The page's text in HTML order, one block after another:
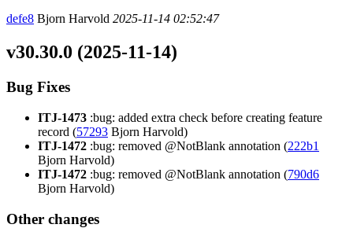
defe8 Bjorn Harvold 2025-11-14 02:52:47
v30.30.0 (2025-11-14)
Bug Fixes
ITJ-1473 :bug: added extra check before creating feature
record (57293 Bjorn Harvold)
ITJ-1472 :bug: removed @NotBlank annotation (222b1
Bjorn Harvold)
ITJ-1472 :bug: removed @NotBlank annotation (790d6
Bjorn Harvold)
Other changes